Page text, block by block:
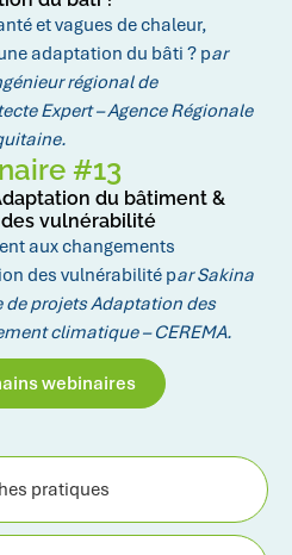
pratiques
et vagues de chaleur,
adaptation du bâti ? par
régional de
Expert – Agence Régionale
#13
du bâtiment &
vulnérabilité
aux changements
des vulnérabilité par Sakina
de projets Adaptation des
climatique – CEREMA.
webinaires